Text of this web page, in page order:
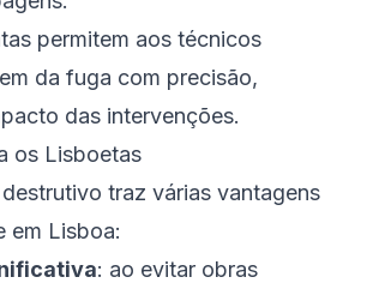
permitem aos técnicos
da fuga com precisão,
das intervenções.
os Lisboetas
traz várias vantagens
em Lisboa:
: ao evitar obras